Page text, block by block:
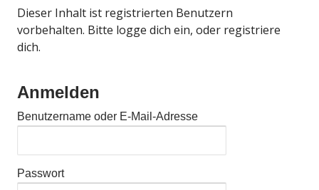
Dieser Inhalt ist registrierten Benutzern
vorbehalten. Bitte logge dich ein, oder registriere
dich.
Anmelden
Benutzername oder E-Mail-Adresse
Passwort